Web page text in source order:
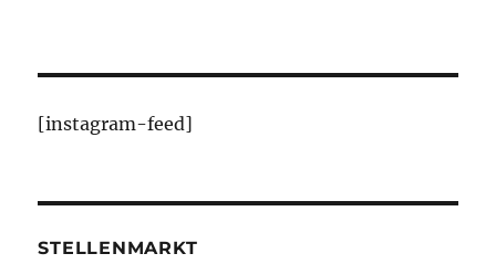
[instagram-feed]
STELLENMARKT